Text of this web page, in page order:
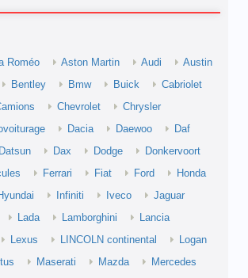
Roméo Aston Martin Audi
Austin
Bentley Bmw Buick
Cabriolet
Chevrolet
Chrysler
Dacia Daewoo
Daf
Datsun Dax Dodge
Donkervoort
Ferrari Fiat Ford
Honda
Infiniti Iveco
Jaguar
Lada Lamborghini
Lancia
Lexus LINCOLN continental
Logan
Maserati Mazda
Mercedes